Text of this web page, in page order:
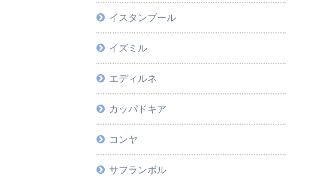
イスタンブール
イズミル
エディルネ
カッパドキア
コンヤ
サフランボル